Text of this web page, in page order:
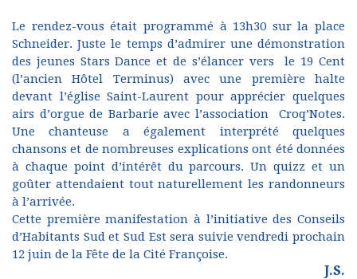
Le rendez-vous était programmé à 13h30 sur la place
Schneider. Juste le temps d’admirer une démonstration
des jeunes Stars Dance et de s’élancer vers le 19 Cent
(l’ancien Hôtel Terminus) avec une première halte
devant l’église Saint-Laurent pour apprécier quelques
airs d’orgue de Barbarie avec l’association Croq’Notes.
Une chanteuse a également interprété quelques
chansons et de nombreuses explications ont été données
à chaque point d’intérêt du parcours. Un quizz et un
goûter attendaient tout naturellement les randonneurs
à l’arrivée.
Cette première manifestation à l’initiative des Conseils
d’Habitants Sud et Sud Est sera suivie vendredi prochain
12 juin de la Fête de la Cité Françoise.
J.S.